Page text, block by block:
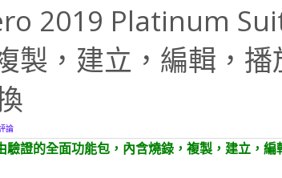
2019 Platinum
製，建立，編輯，播
論
證的全面功能包，內含燒錄，複製，建立，編